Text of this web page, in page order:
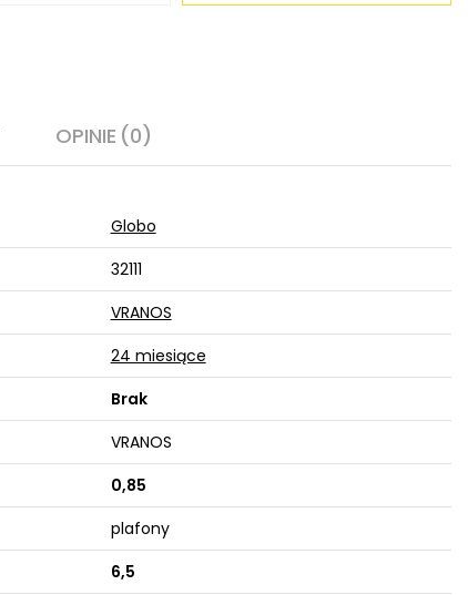
OPINIE (0)
Globo
32111
VRANOS
24 miesiące
Brak
VRANOS
0,85
plafony
6,5